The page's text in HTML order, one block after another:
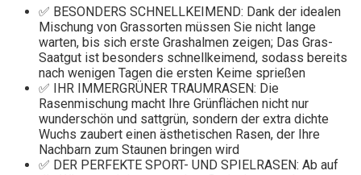
✅ BESONDERS SCHNELLKEIMEND: Dank der idealen
Mischung von Grassorten müssen Sie nicht lange
warten, bis sich erste Grashalmen zeigen; Das Gras-
Saatgut ist besonders schnellkeimend, sodass bereits
nach wenigen Tagen die ersten Keime sprießen
✅ IHR IMMERGRÜNER TRAUMRASEN: Die
Rasenmischung macht Ihre Grünflächen nicht nur
wunderschön und sattgrün, sondern der extra dichte
Wuchs zaubert einen ästhetischen Rasen, der Ihre
Nachbarn zum Staunen bringen wird
✅ DER PERFEKTE SPORT- UND SPIELRASEN: Ab auf